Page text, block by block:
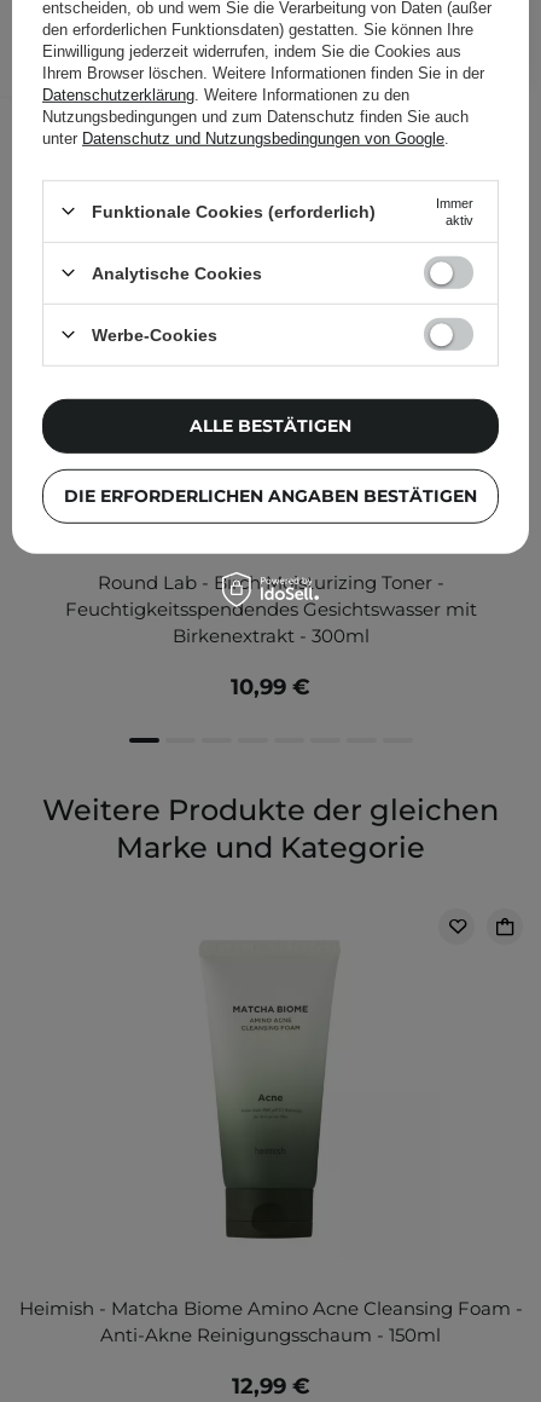
IN DEN WARENKORB
Folgende Produkte wurden von
anderen Kunden geprüft
Round Lab - Birch Moisturizing Toner -
Feuchtigkeitsspendendes Gesichtswasser mit
Birkenextrakt - 300ml
10,99 €
Weitere Produkte der gleichen
Marke und Kategorie
Heimish - Matcha Biome Amino Acne Cleansing Foam -
Anti-Akne Reinigungsschaum - 150ml
12,99 €
entscheiden, ob und wem Sie die Verarbeitung von Daten (außer
den erforderlichen Funktionsdaten) gestatten. Sie können Ihre
Einwilligung jederzeit widerrufen, indem Sie die Cookies aus
Ihrem Browser löschen. Weitere Informationen finden Sie in der
Datenschutzerklärung . Weitere Informationen zu den
Nutzungsbedingungen und zum Datenschutz finden Sie auch
unter Datenschutz und Nutzungsbedingungen von Google
Funktionale Cookies (erforderlich)
Immer
aktiv
Analytische Cookies
Werbe-Cookies
DIE ERFORDERLICHEN ANGABEN BESTÄTIGEN
ALLE BESTÄTIGEN